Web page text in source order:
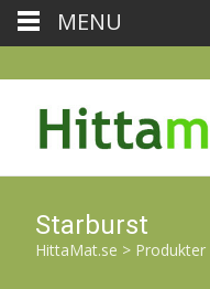
Starburst
HittaMat.se > Produkter
MENU